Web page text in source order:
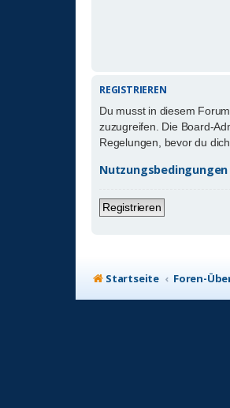
REGISTRIEREN
Du musst in diesem
zuzugreifen. Die Board-
Regelungen, bevor du
Nutzungsbedingungen
Registrieren
Startseite Foren-